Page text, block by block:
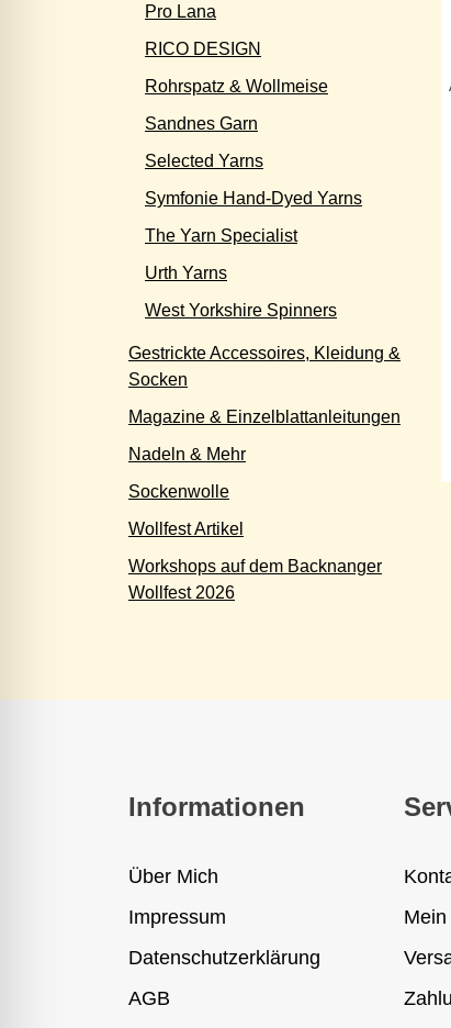
Pro Lana
RICO DESIGN
Rohrspatz & Wollmeise
Sandnes Garn
Selected Yarns
Symfonie Hand-Dyed Yarns
The Yarn Specialist
Urth Yarns
West Yorkshire Spinners
Gestrickte Accessoires, Kleidung &
Socken
Magazine & Einzelblattanleitungen
Nadeln & Mehr
Sockenwolle
Wollfest Artikel
Workshops auf dem Backnanger
Wollfest 2026
Informationen
Über Mich
Impressum
Datenschutzerklärung
AGB